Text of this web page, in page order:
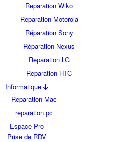
Reparation Wiko
Reparation Motorola
Réparation Sony
Réparation Nexus
Reparation LG
Reparation HTC
Informatique
Reparation Mac
reparation pc
Espace Pro
Prise de RDV